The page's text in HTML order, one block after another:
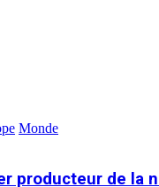
Monde
producteur de la